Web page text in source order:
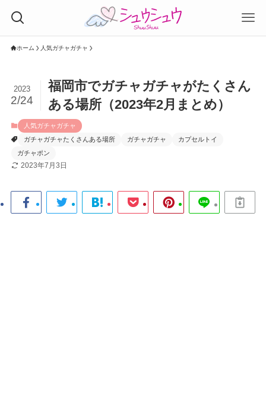
ホーム 人気ガチャガチャ
福岡市でガチャガチャがたくさん
ある場所（2023年2月まとめ）
2023
2/24
人気ガチャガチャ
ガチャガチャたくさんある場所
ガチャガチャ
カプセルトイ
ガチャポン
2023年7月3日